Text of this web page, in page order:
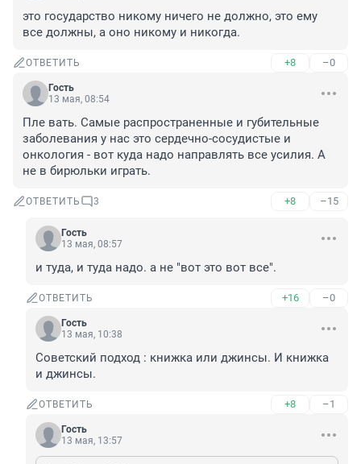
это государство никому ничего не должно, это ему
все должны, а оно никому и никогда.
ОТВЕТИТЬ +8 –0
Гость
13 мая, 08:54
Пле вать. Самые распространенные и губительные
заболевания у нас это сердечно-сосудистые и
онкология - вот куда надо направлять все усилия. А
не в бирюльки играть.
ОТВЕТИТЬ 3 +8 –15
Гость
13 мая, 08:57
и туда, и туда надо. а не "вот это вот все".
ОТВЕТИТЬ +16 –0
Гость
13 мая, 10:38
Советский подход : книжка или джинсы. И книжка
и джинсы.
ОТВЕТИТЬ +8 –1
Гость
13 мая, 13:57